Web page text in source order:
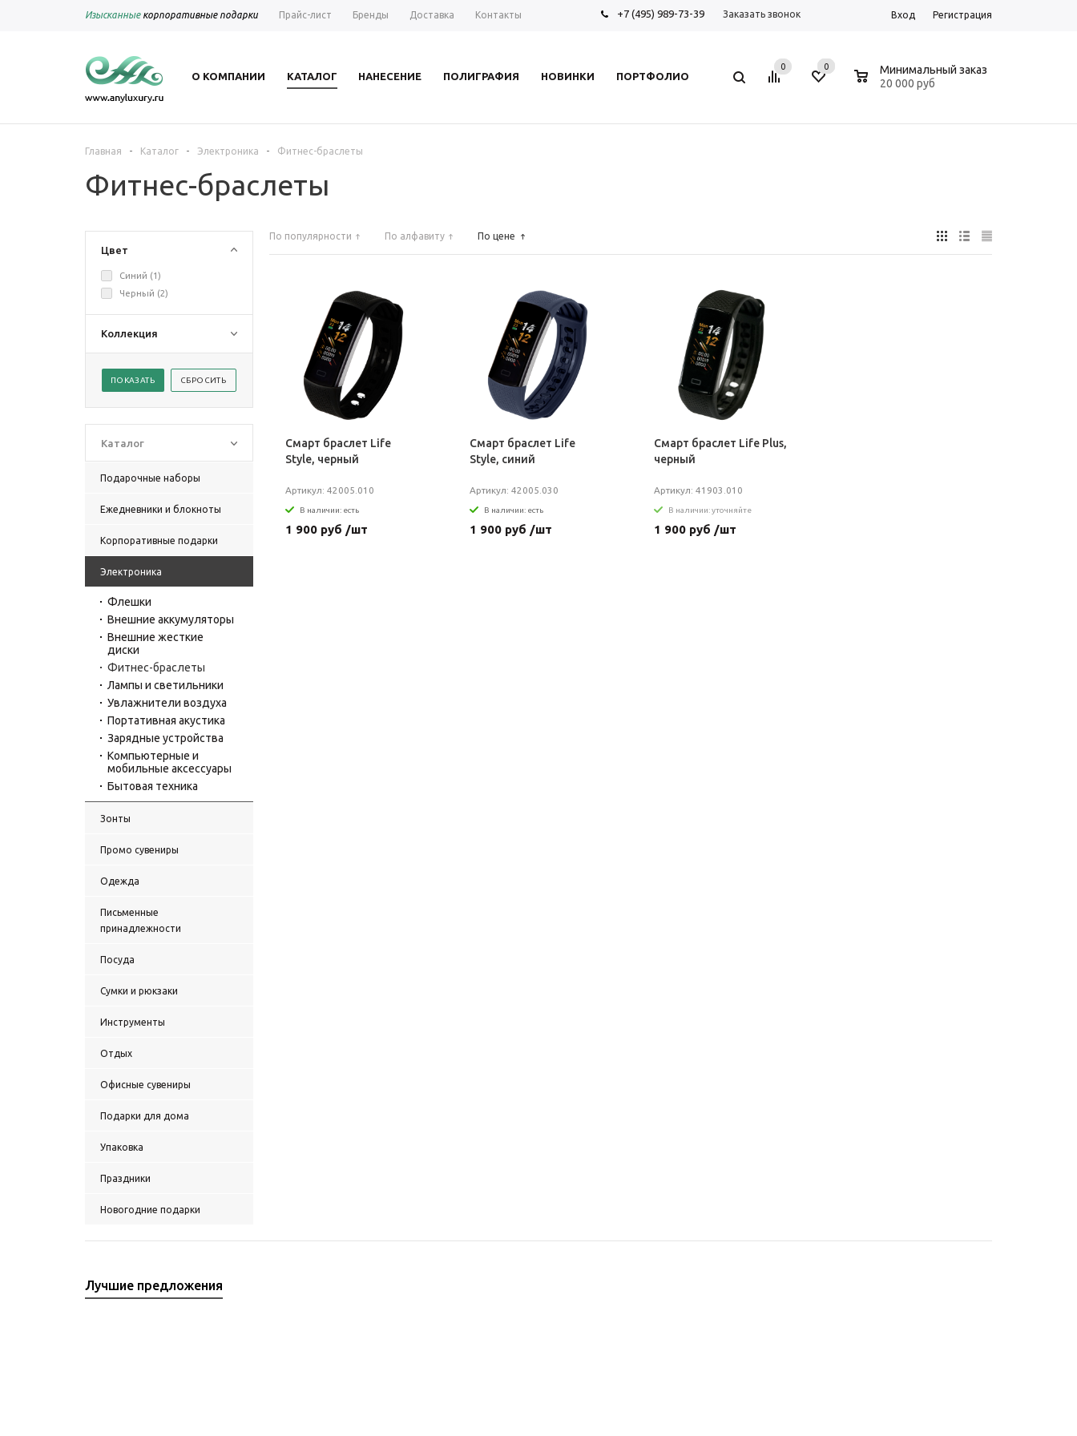
Изысканныекорпоративные подарки Прайс-лист Бренды Доставка Контакты +7 (495) 989-73-39 Заказать звонок Вход Регистрация
О КОМПАНИИ КАТАЛОГ НАНЕСЕНИЕ ПОЛИГРАФИЯ НОВИНКИ ПОРТФОЛИО
0 0
Минимальный заказ
20 000 руб
Главная - Каталог - Электроника - Фитнес-браслеты
Фитнес-браслеты
Цвет
Синий (1)
Черный (2)
Коллекция
Каталог
Подарочные наборы
Ежедневники и блокноты
Корпоративные подарки
Электроника
Флешки
Внешние аккумуляторы
Внешние жесткие
диски
Фитнес-браслеты
Лампы и светильники
Увлажнители воздуха
Портативная акустика
Зарядные устройства
Компьютерные и
мобильные аксессуары
Бытовая техника
Зонты
Промо сувениры
Одежда
Письменные
принадлежности
Посуда
Сумки и рюкзаки
Инструменты
Отдых
Офисные сувениры
Подарки для дома
Упаковка
Праздники
Новогодние подарки
По популярности По алфавиту По цене
Смарт браслет Life
Style, черный
Артикул: 42005.010
В наличии: есть
1 900 руб /шт
Смарт браслет Life
Style, синий
Артикул: 42005.030
В наличии: есть
1 900 руб /шт
Смарт браслет Life Plus,
черный
Артикул: 41903.010
В наличии: уточняйте
1 900 руб /шт
Лучшие предложения